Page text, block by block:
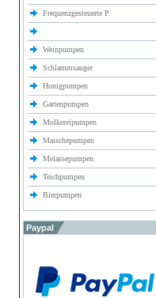
Frequenzgesteuerte P.
Weinpumpen
Schlammsauger
Honigpumpen
Gartenpumpen
Molkereipumpen
Maischepumpen
Melassepumpen
Teichpumpen
Bierpumpen
Paypal